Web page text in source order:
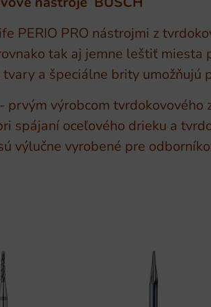
PERIO PRO nástrojmi z
tak aj jemne leštiť miesta
tvary a špeciálne brity
prvým výrobcom
spájaní oceľového drieku a
výlučne vyrobené pre